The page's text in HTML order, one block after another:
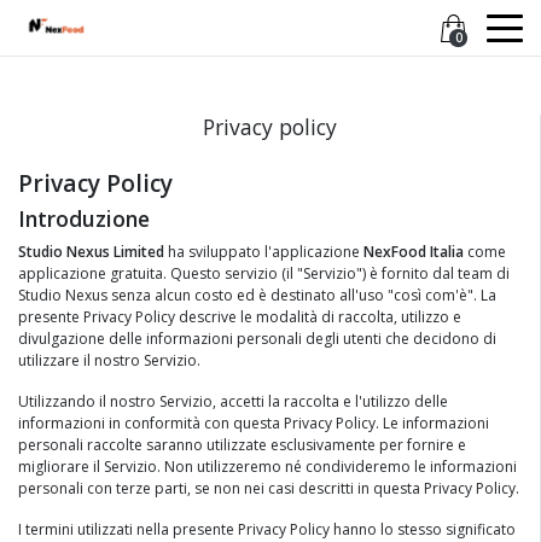
0
Privacy policy
Privacy Policy
Introduzione
Studio Nexus Limited ha sviluppato l'applicazione NexFood Italia come
applicazione gratuita. Questo servizio (il "Servizio") è fornito dal team di
Studio Nexus senza alcun costo ed è destinato all'uso "così com'è". La
presente Privacy Policy descrive le modalità di raccolta, utilizzo e
divulgazione delle informazioni personali degli utenti che decidono di
utilizzare il nostro Servizio.
Utilizzando il nostro Servizio, accetti la raccolta e l'utilizzo delle
informazioni in conformità con questa Privacy Policy. Le informazioni
personali raccolte saranno utilizzate esclusivamente per fornire e
migliorare il Servizio. Non utilizzeremo né condivideremo le informazioni
personali con terze parti, se non nei casi descritti in questa Privacy Policy.
I termini utilizzati nella presente Privacy Policy hanno lo stesso significato